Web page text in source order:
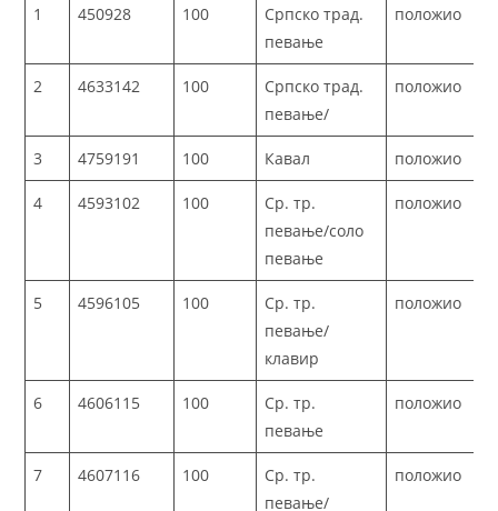
1 450928 100
Српско трад.
певање
положио
2 4633142 100
Српско трад.
певање/
положио
3 4759191 100 Кавал положио
4 4593102 100
Ср. тр.
певање/соло
певање
положио
5 4596105 100
Ср. тр.
певање/
клавир
положио
6 4606115 100
Ср. тр.
певање
положио
7 4607116 100
Ср. тр.
певање/
положио